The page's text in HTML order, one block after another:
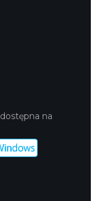
dostępna na